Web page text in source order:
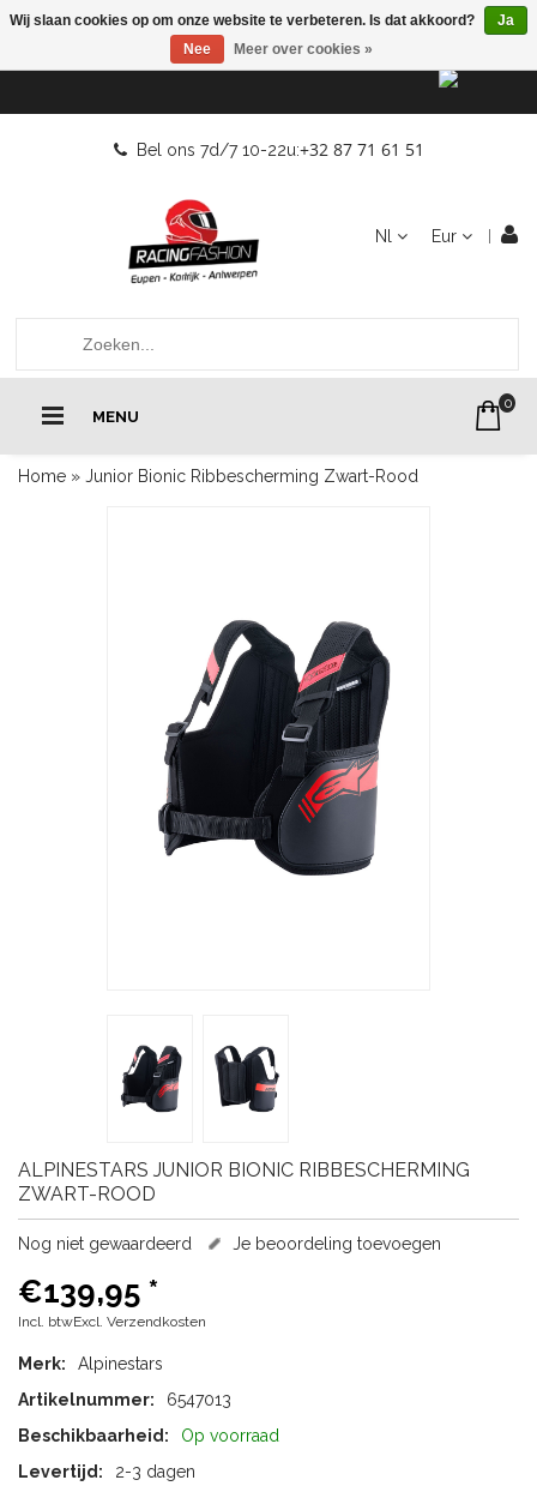
Bel ons 7d/7 10-22u:+32 87 71 61 51
Nl Eur
MENU
0
Home » Junior Bionic Ribbescherming Zwart-Rood
ALPINESTARS JUNIOR BIONIC RIBBESCHERMING
ZWART-ROOD
Nog niet gewaardeerd Je beoordeling toevoegen
€139,95 *
Incl. btwExcl. Verzendkosten
Merk:
Alpinestars
Artikelnummer:
6547013
Beschikbaarheid:
Op voorraad
Levertijd:
2-3 dagen
Wij slaan cookies op om onze website te verbeteren. Is dat akkoord?
Ja
Nee
Meer over cookies »